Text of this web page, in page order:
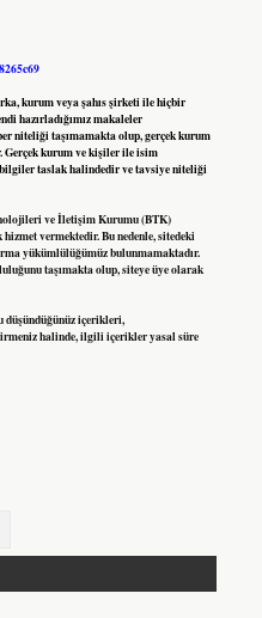
kurum veya şahıs şirketi ile hiçbir
hazırladığımız makaleler
niteliği taşımamakta olup, gerçek kurum
Gerçek kurum ve kişiler ile isim
taslak halindedir ve tavsiye niteliği
ve İletişim Kurumu (BTK)
vermektedir. Bu nedenle, sitedeki
yükümlülüğümüz bulunmamaktadır.
taşımakta olup, siteye üye olarak
düşündüğünüz içerikleri,
halinde, ilgili içerikler yasal süre